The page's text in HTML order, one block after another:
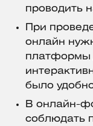
проводить
При
онлайн
платформы
было
В онлайн-
соблюдать